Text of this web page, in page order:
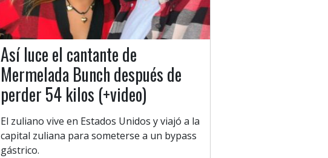
Así luce el cantante de
Mermelada Bunch después de
perder 54 kilos (+video)
El zuliano vive en Estados Unidos y viajó a la
capital zuliana para someterse a un bypass
gástrico.